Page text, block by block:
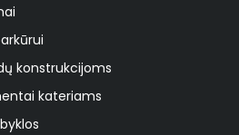
konstrukcijoms
kateriams